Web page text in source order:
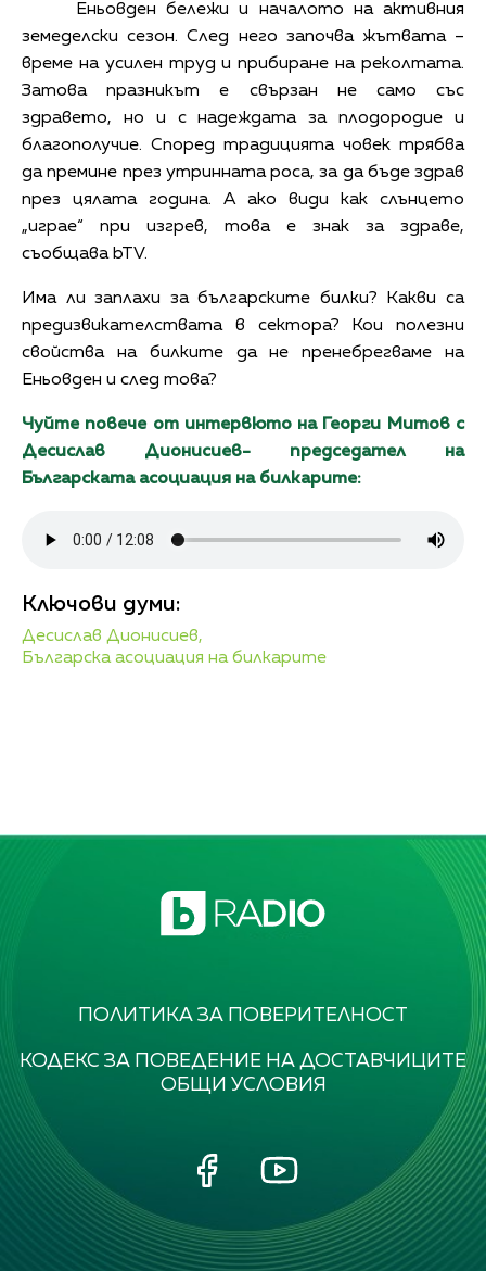
Еньовден бележи и началото на активния
земеделски сезон. След него започва жътвата –
време на усилен труд и прибиране на реколтата.
Затова празникът е свързан не само със
здравето, но и с надеждата за плодородие и
благополучие. Според традицията човек трябва
да премине през утринната роса, за да бъде здрав
през цялата година. А ако види как слънцето
„играе“ при изгрев, това е знак за здраве,
съобщава bTV.
Има ли заплахи за българските билки? Какви са
предизвикателствата в сектора? Кои полезни
свойства на билките да не пренебрегваме на
Еньовден и след това?
Чуйте повече от интервюто на Георги Митов с
Десислав Дионисиев- председател на
Българската асоциация на билкарите:
Ключови думи:
Десислав Дионисиев,
Българска асоциация на билкарите
ПОЛИТИКА ЗА ПОВЕРИТЕЛНОСТ
КОДЕКС ЗА ПОВЕДЕНИЕ НА ДОСТАВЧИЦИТЕ
ОБЩИ УСЛОВИЯ